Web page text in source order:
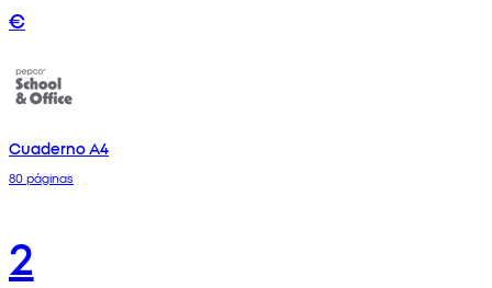
€
Cuaderno A4
80 páginas
2